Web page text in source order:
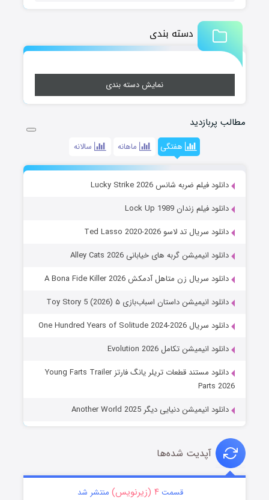
دسته بندی
نمایش دسته بندی
مطالب پربازدید
هفتگی ماهانه سالانه
دانلود فیلم ضربه شانس Lucky Strike 2026
دانلود فیلم زندان Lock Up 1989
دانلود سریال تد لاسو Ted Lasso 2020-2026
دانلود انیمیشن گربه های خیابانی Alley Cats 2026
دانلود سریال زن متاهل آدمکش A Bona Fide Killer 2026
دانلود انیمیشن داستان اسباب‌بازی ۵ Toy Story 5 (2026)
دانلود سریال One Hundred Years of Solitude 2024-2026
دانلود انیمیشن تکامل Evolution 2026
دانلود مستند قطعات تریلر یانگ فارتز Young Farts Trailer
Parts 2026
دانلود انیمیشن دنیایی دیگر Another World 2025
آپدیت شده‌ها
قسمت۴ (زیرنویس) منتشر شد